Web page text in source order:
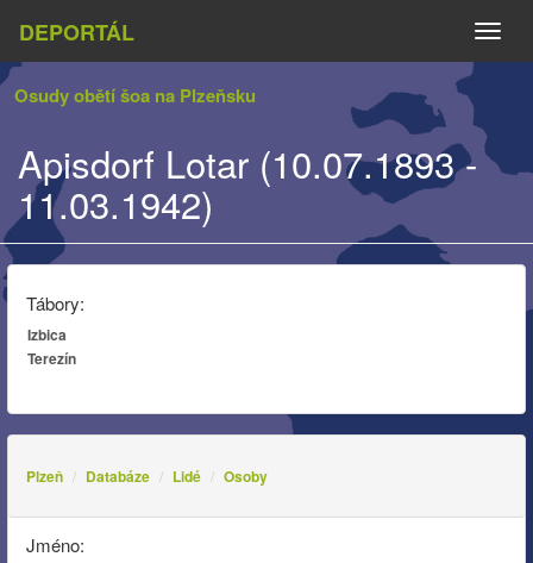
DEPORTÁL
Osudy obětí šoa na Plzeňsku
Apisdorf Lotar (10.07.1893 -
11.03.1942)
Tábory:
Izbica
Terezín
Plzeň Databáze Lidé Osoby
Jméno: